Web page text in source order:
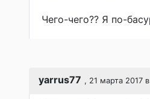
Чего-чего?? Я по-
yarrus77 , 21 марта 2017